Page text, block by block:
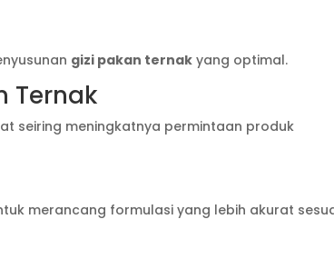
gizi pakan ternak yang optimal.
Ternak
seiring meningkatnya permintaan produk
merancang formulasi yang lebih akurat